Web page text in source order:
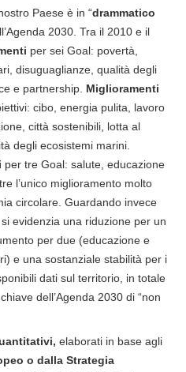
Paese è in “drammatico
2030. Tra il 2010 e il
per sei Goal: povertà,
disuguaglianze, qualità degli
e partnership. Miglioramenti
cibo, energia pulita, lavoro
città sostenibili, lotta al
degli ecosistemi marini.
per tre Goal: salute, educazione
l’unico miglioramento molto
circolare. Guardando invece
evidenzia una riduzione per un
per due (educazione e
e una sostanziale stabilità per i
dati sul territorio, in totale
dell’Agenda 2030 di “non
elaborati in base agli
o dalla Strategia